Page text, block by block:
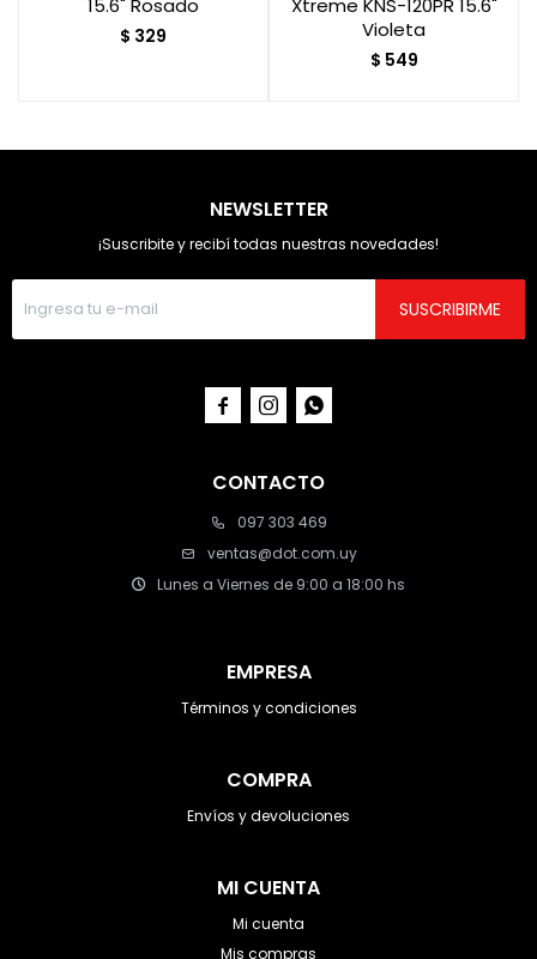
15.6" Rosado
$ 329
Xtreme KNS-120PR 15.6"
Violeta
$ 549
CONTACTO
097 303 469
ventas@dot.com.uy
Lunes a Viernes de 9:00 a 18:00 hs
EMPRESA
Términos y condiciones
COMPRA
Envíos y devoluciones
MI CUENTA
Mi cuenta
Mis compras
NEWSLETTER
¡Suscribite y recibí todas nuestras novedades!
SUSCRIBIRME
  